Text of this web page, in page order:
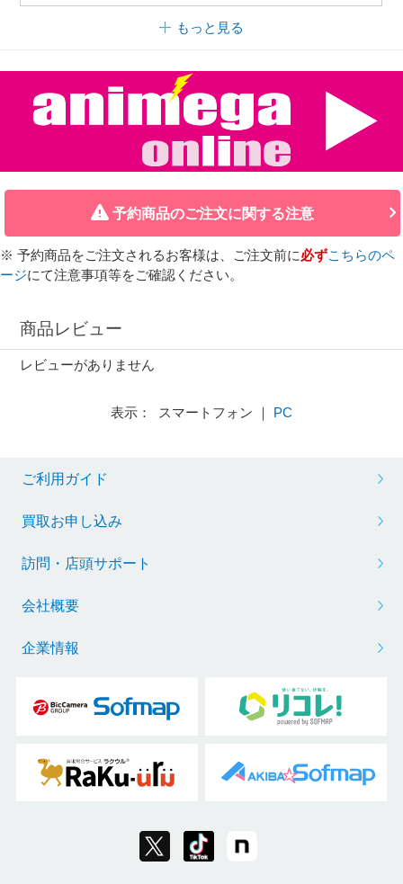
もっと見る
予約商品のご注文に関する注意
※ 予約商品をご注文されるお客様は、ご注文前に必ずこちらのペ
ージにて注意事項等をご確認ください。
商品レビュー
レビューがありません
表示： スマートフォン ｜ PC
ご利用ガイド
買取お申し込み
訪問・店頭サポート
会社概要
企業情報